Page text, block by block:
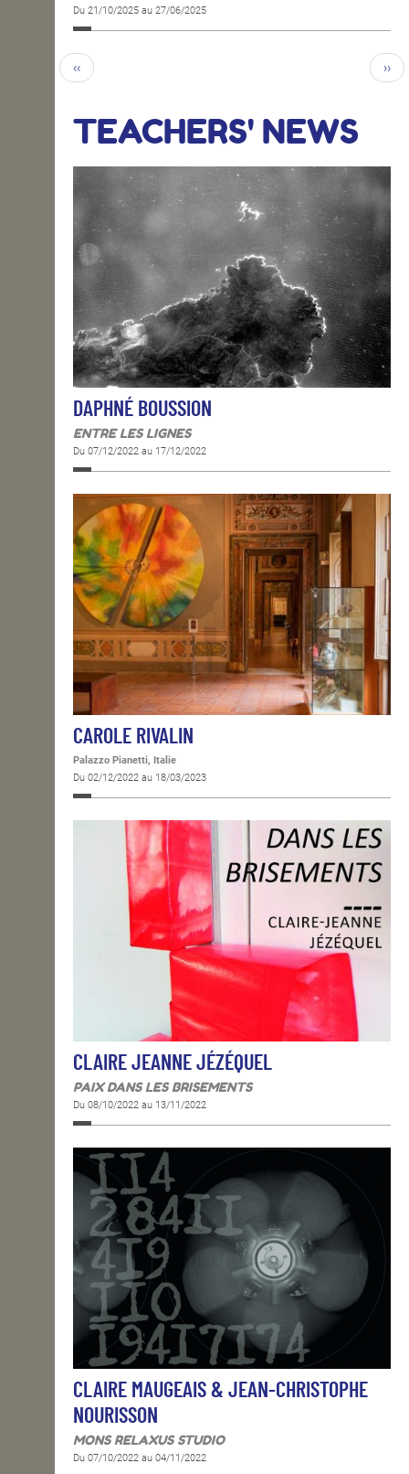
Du 21/10/2025 au 27/06/2025
‹‹ ››
TEACHERS' NEWS
DAPHNÉ BOUSSION
ENTRE LES LIGNES
Du 07/12/2022 au 17/12/2022
CAROLE RIVALIN
Palazzo Pianetti, Italie
Du 02/12/2022 au 18/03/2023
CLAIRE JEANNE JÉZÉQUEL
PAIX DANS LES BRISEMENTS
Du 08/10/2022 au 13/11/2022
CLAIRE MAUGEAIS & JEAN-CHRISTOPHE
NOURISSON
MONS RELAXUS STUDIO
Du 07/10/2022 au 04/11/2022